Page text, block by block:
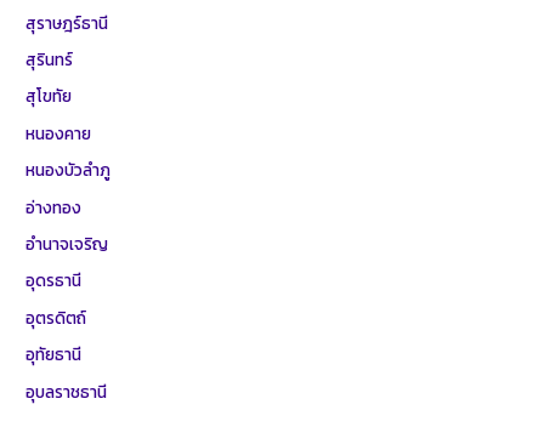
สุราษฎร์ธานี
สุรินทร์
สุโขทัย
หนองคาย
หนองบัวลำภู
อ่างทอง
อำนาจเจริญ
อุดรธานี
อุตรดิตถ์
อุทัยธานี
อุบลราชธานี